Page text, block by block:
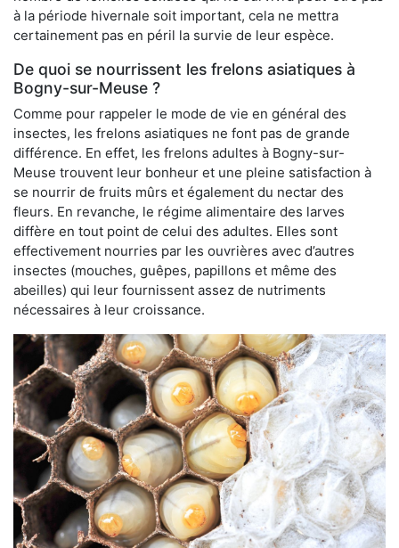
à la période hivernale soit important, cela ne mettra
certainement pas en péril la survie de leur espèce.
De quoi se nourrissent les frelons asiatiques à
Bogny-sur-Meuse ?
Comme pour rappeler le mode de vie en général des
insectes, les frelons asiatiques ne font pas de grande
différence. En effet, les frelons adultes à Bogny-sur-
Meuse trouvent leur bonheur et une pleine satisfaction à
se nourrir de fruits mûrs et également du nectar des
fleurs. En revanche, le régime alimentaire des larves
diffère en tout point de celui des adultes. Elles sont
effectivement nourries par les ouvrières avec d’autres
insectes (mouches, guêpes, papillons et même des
abeilles) qui leur fournissent assez de nutriments
nécessaires à leur croissance.